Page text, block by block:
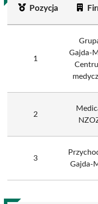
Pozycja
1
Gajda-
2
3
Gajda-